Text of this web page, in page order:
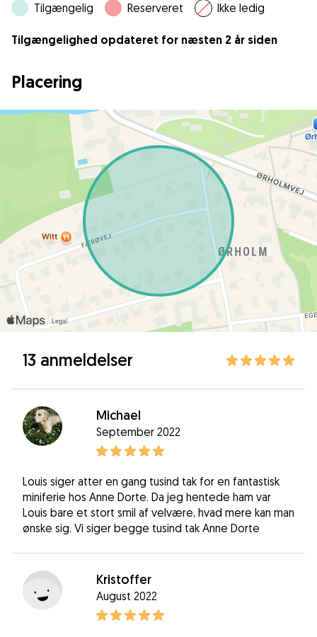
Tilgængelig Reserveret Ikke ledig
Tilgængelighed opdateret for næsten 2 år siden
Placering
13 anmeldelser
Michael
September 2022
Louis siger atter en gang tusind tak for en fantastisk
miniferie hos Anne Dorte. Da jeg hentede ham var
Louis bare et stort smil af velvære, hvad mere kan man
ønske sig. Vi siger begge tusind tak Anne Dorte
Kristoffer
August 2022